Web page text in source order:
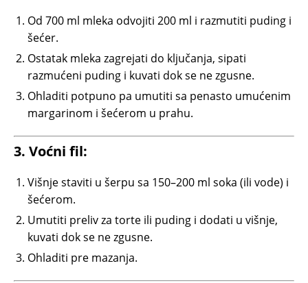
Od 700 ml mleka odvojiti 200 ml i razmutiti puding i
šećer.
Ostatak mleka zagrejati do ključanja, sipati
razmućeni puding i kuvati dok se ne zgusne.
Ohladiti potpuno pa umutiti sa penasto umućenim
margarinom i šećerom u prahu.
3. Voćni fil:
Višnje staviti u šerpu sa 150–200 ml soka (ili vode) i
šećerom.
Umutiti preliv za torte ili puding i dodati u višnje,
kuvati dok se ne zgusne.
Ohladiti pre mazanja.